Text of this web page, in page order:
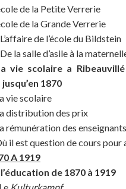
de la Petite Verrerie
de la Grande Verrerie
de l’école du Bildstein
la salle d’asile à la
vie scolaire a
1870
vie scolaire
distribution des prix
rémunération des enseignants
il est question de cours pour
A 1919
de 1870 à 1919